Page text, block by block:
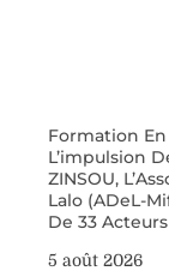
Formation En
L’impulsion
ZINSOU,
Lalo (ADeL-
De 33
5 août 2026